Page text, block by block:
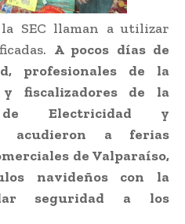
SEC llaman a utilizar
A pocos días de
profesionales de la
fiscalizadores de la
de Electricidad y
acudieron a ferias
de Valparaíso,
navideños con la
seguridad a los